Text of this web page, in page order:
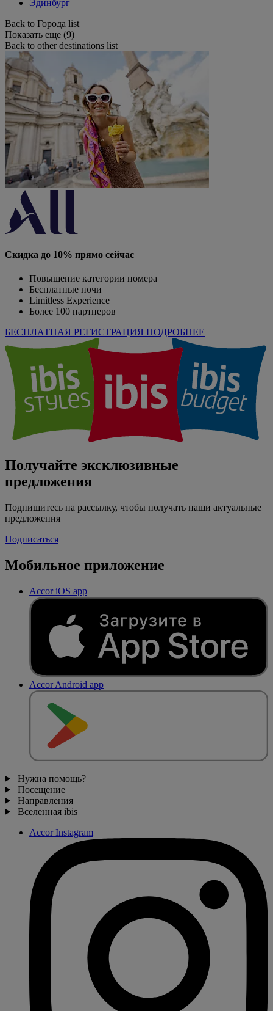
Эдинбург
Back to Города list
Показать еще (9)
Back to other destinations list
Скидка до 10% прямо сейчас
Повышение категории номера
Бесплатные ночи
Limitless Experience
Более 100 партнеров
БЕСПЛАТНАЯ РЕГИСТРАЦИЯ ПОДРОБНЕЕ
Получайте эксклюзивные
предложения
Подпишитесь на рассылку, чтобы получать наши актуальные
предложения
Подписаться
Мобильное приложение
Accor iOS app
Accor Android app
Нужна помощь?
Посещение
Направления
Вселенная ibis
Accor Instagram